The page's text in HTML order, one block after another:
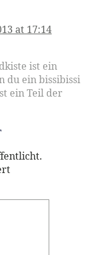
at 17:14
ist ein
du ein bissibissi
ein Teil der